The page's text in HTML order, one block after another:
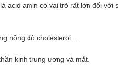
acid amin có vai trò rất lớn đối
nồng độ cholesterol...
kinh trung ương và mắt.